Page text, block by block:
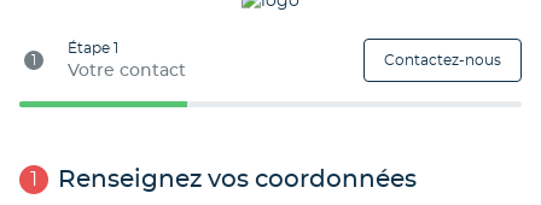
1
Étape 1
Votre contact
Contactez-nous
1 Renseignez vos coordonnées